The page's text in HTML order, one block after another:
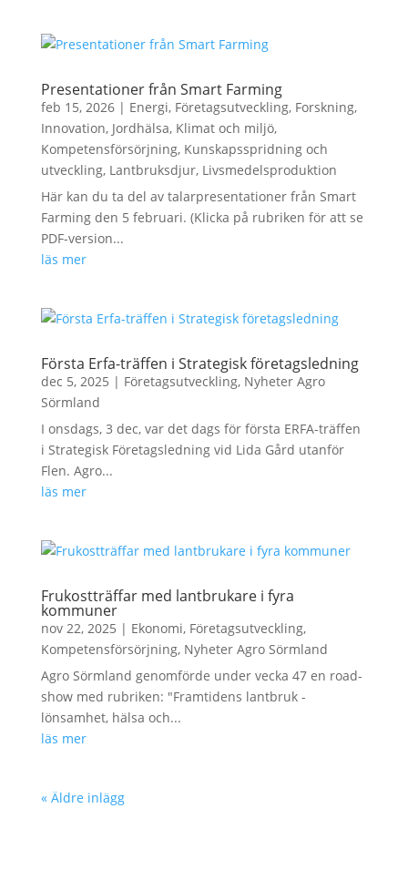
Presentationer från Smart Farming
feb 15, 2026| Energi, Företagsutveckling, Forskning,
Innovation, Jordhälsa, Klimat och miljö,
Kompetensförsörjning, Kunskapsspridning och
utveckling, Lantbruksdjur, Livsmedelsproduktion
Här kan du ta del av talarpresentationer från Smart
Farming den 5 februari. (Klicka på rubriken för att se
PDF-version...
läs mer
Första Erfa-träffen i Strategisk företagsledning
dec 5, 2025 | Företagsutveckling, Nyheter Agro
Sörmland
I onsdags, 3 dec, var det dags för första ERFA-träffen
i Strategisk Företagsledning vid Lida Gård utanför
Flen. Agro...
läs mer
Frukostträffar med lantbrukare i fyra
kommuner
nov 22, 2025 | Ekonomi, Företagsutveckling,
Kompetensförsörjning, Nyheter Agro Sörmland
Agro Sörmland genomförde under vecka 47 en road-
show med rubriken: "Framtidens lantbruk -
lönsamhet, hälsa och...
läs mer
« Äldre inlägg